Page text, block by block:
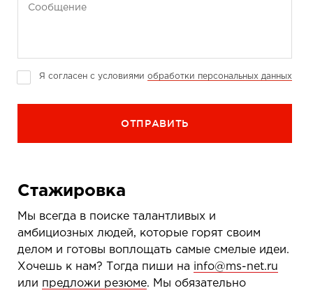
Сообщение
Я согласен с условиями обработки персональных данных
Стажировка
Мы всегда в поиске талантливых и
амбициозных людей, которые горят своим
делом и готовы воплощать самые смелые идеи.
Хочешь к нам? Тогда пиши на info@ms-net.ru
или предложи резюме. Мы обязательно